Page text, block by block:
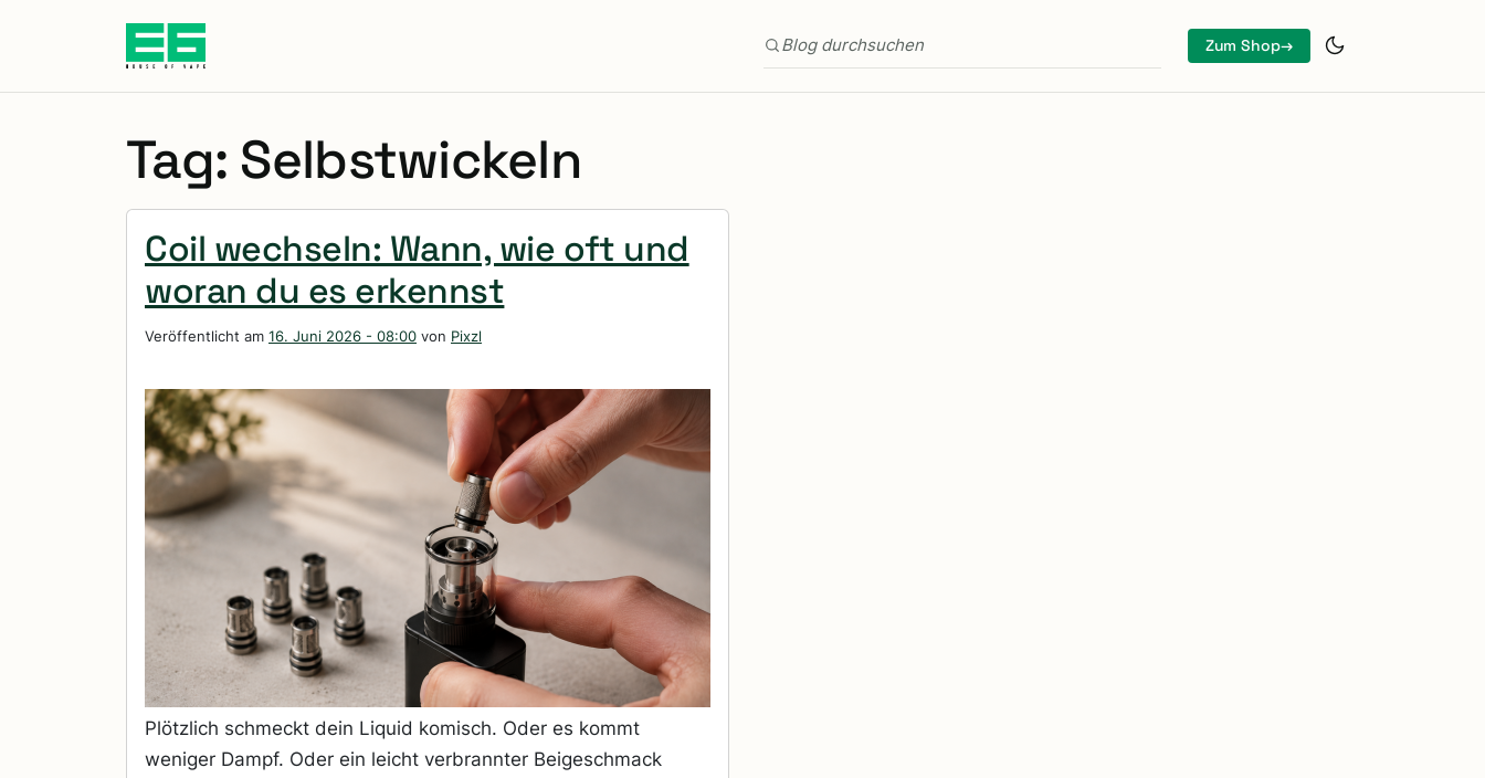
Zum Hauptinhalt springen
Zum Shop→
Blog durchsuchen
Tag: Selbstwickeln
Coil wechseln: Wann, wie oft und
woran du es erkennst
Veröffentlicht am 16. Juni 2026 - 08:00 von Pixzl
Plötzlich schmeckt dein Liquid komisch. Oder es kommt
weniger Dampf. Oder ein leicht verbrannter Beigeschmack